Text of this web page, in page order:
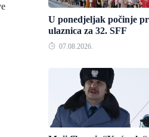
U ponedjeljak počinje
ulaznica za 32. SFF
07.08.2026.